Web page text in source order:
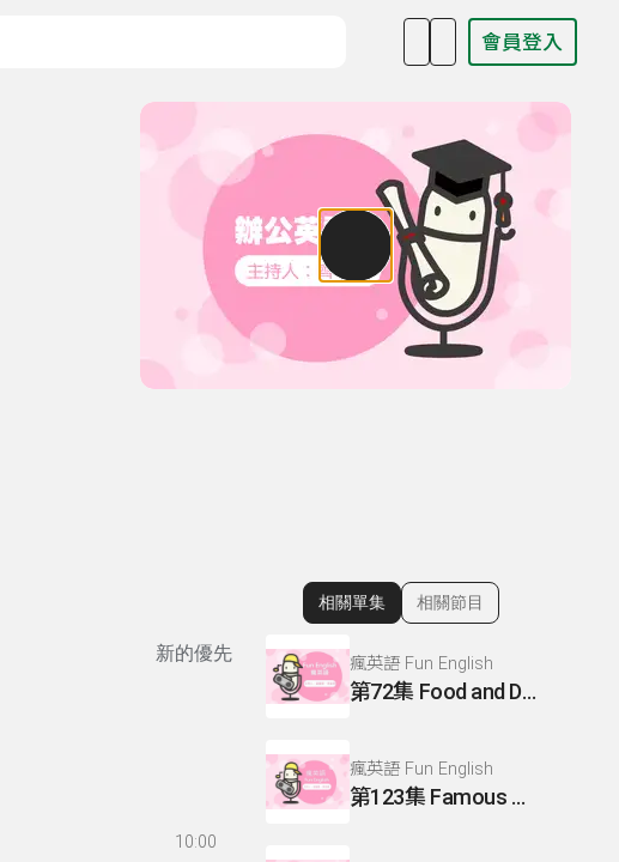
會員登入
新的優先
10:00
顯示相關單集
相關單集 相關節目
瘋英語 Fun English
第72集 Food and Drinks
瘋英語 Fun English
第123集 Famous or interesting people (Making compliments)